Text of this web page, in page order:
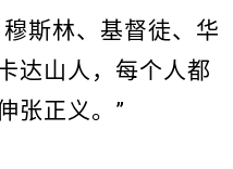
斯林、基督徒、华
达山人，每个人都
张正义。”